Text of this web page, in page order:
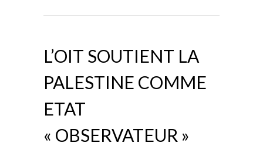
L’OIT SOUTIENT LA
PALESTINE COMME
ETAT
« OBSERVATEUR »